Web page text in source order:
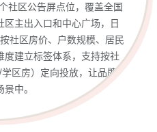
社区公告屏点位，覆盖全国
主出入口和中心广场，日
社区房价、户数规模、居民
度建立标签体系，支持按社
区房）定向投放，让品牌信
中。